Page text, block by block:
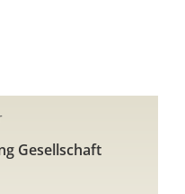
Gesellschaft